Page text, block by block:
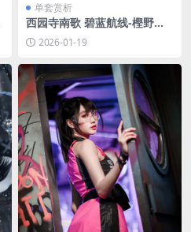
单套赏析
西园寺南歌 碧蓝航线-樫野原
皮[30P-258.6M]
2026-01-19